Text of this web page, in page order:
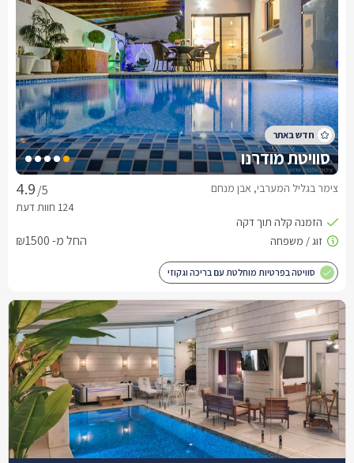
סוויטת מודרנו
/5 צימר בגליל המערבי, אבן מנחם
החל מ- ₪1500
סוויטה בפרטיות מוחלטת עם בריכה וגקוזי